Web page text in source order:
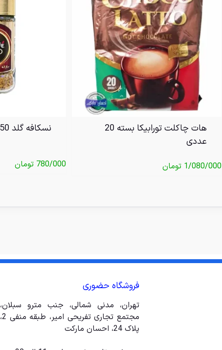
هات چاکلت تورابیکا بسته 20
عددی
1/080/000 تومان
نسکافه گلد 50 گرمی
780/000 تومان
فروشگاه حضوری
تهران، مدنی شمالی، جنب مترو سبلان،
مجتمع تجاری تفریحی امیر، طبقه منفی 2،
پلاک 24، احسان مارکت